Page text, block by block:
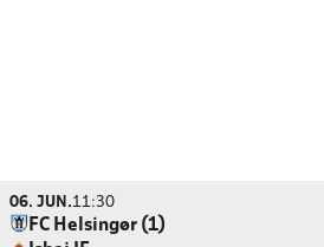
06. JUN.11:30
FC Helsingør (1)